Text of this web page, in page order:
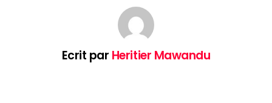
Ecrit par Heritier Mawandu